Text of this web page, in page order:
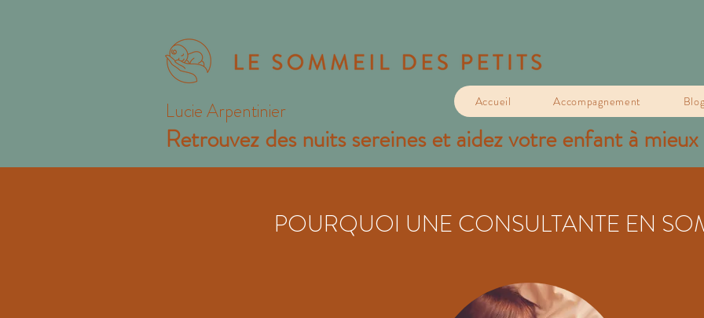
Lucie Arpentinier Accueil Accompagnement Blog
Retrouvez des nuits sereines et aidez votre enfant à
POURQUOI UNE CONSULTANTE EN